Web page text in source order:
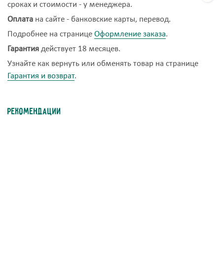
сроках и стоимости - у менеджера.
Оплата на сайте - банковские карты, перевод.
Подробнее на странице Оформление заказа.
Гарантия действует 18 месяцев.
Узнайте как вернуть или обменять товар на странице
Гарантия и возврат.
Рекомендации